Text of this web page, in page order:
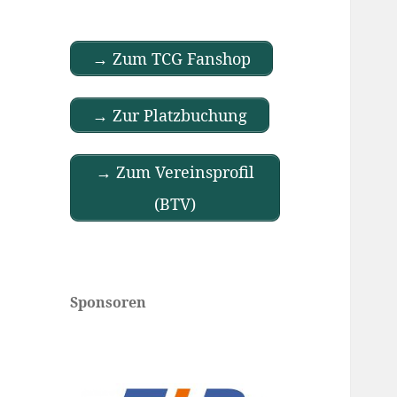
→ Zum TCG Fanshop
→ Zur Platzbuchung
→ Zum Vereinsprofil
(BTV)
Sponsoren